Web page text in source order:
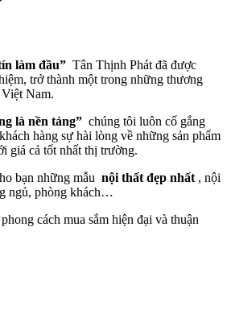
làm đầu” Tân Thịnh Phát đã được
trở thành một trong những thương
Nam.
là nền tảng” chúng tôi luôn cố gắng
hàng sự hài lòng về những sản phẩm
giá cả tốt nhất thị trường.
bạn những mẫu nội thất đẹp nhất , nội
ngủ, phòng khách…
cách mua sắm hiện đại và thuận